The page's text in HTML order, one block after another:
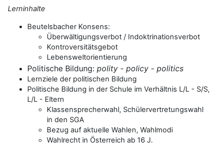
Lerninhalte
Beutelsbacher Konsens:
Überwältigungsverbot / Indoktrinationsverbot
Kontroversitätsgebot
Lebensweltorientierung
Politische Bildung: polity - policy - politics
Lernziele der politischen Bildung
Politische Bildung in der Schule im Verhältnis L/L - S/S,
L/L - Eltern
Klassensprecherwahl, Schülervertretungswahl
in den SGA
Bezug auf aktuelle Wahlen, Wahlmodi
Wahlrecht in Österreich ab 16 J.